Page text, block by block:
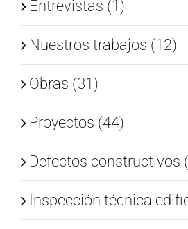
Entrevistas (1)
Nuestros trabajos (12)
Obras (31)
Proyectos (44)
Defectos constructivos
Inspección técnica